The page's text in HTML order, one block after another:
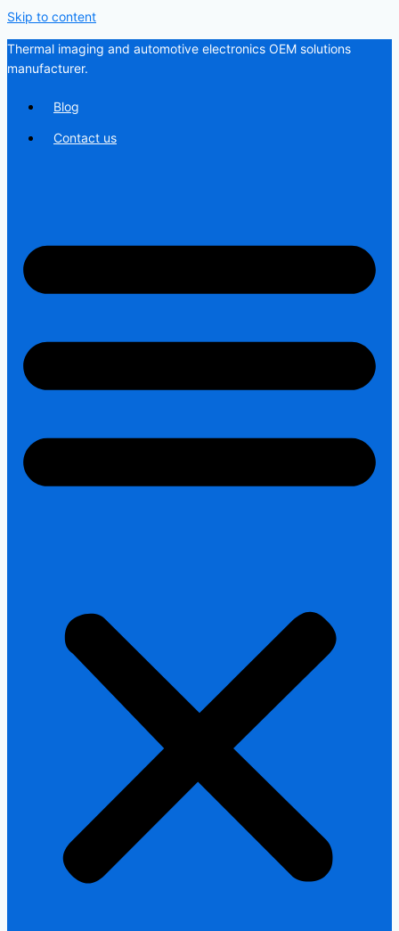
Skip to content
Thermal imaging and automotive electronics OEM solutions
manufacturer.
Blog
Contact us